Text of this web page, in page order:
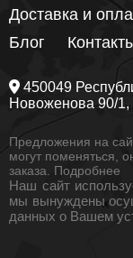
Доставка и
Блог
450049
Новоженова 90/1,
Предложения на
могут поменяться,
заказа. Подробнее
Наш сайт
мы вынуждены
данных о Вашем